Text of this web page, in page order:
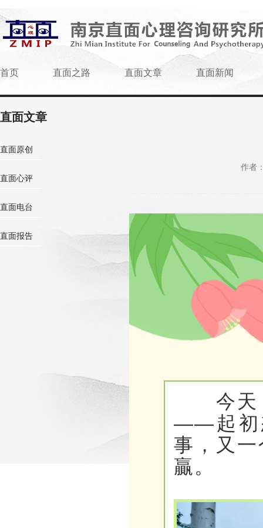
首页 直面之路 直面文章 直面新闻
直面文章
直面原创
直面心评
直面电台
直面报告
作者
今天，
——起初
事，又
贏。